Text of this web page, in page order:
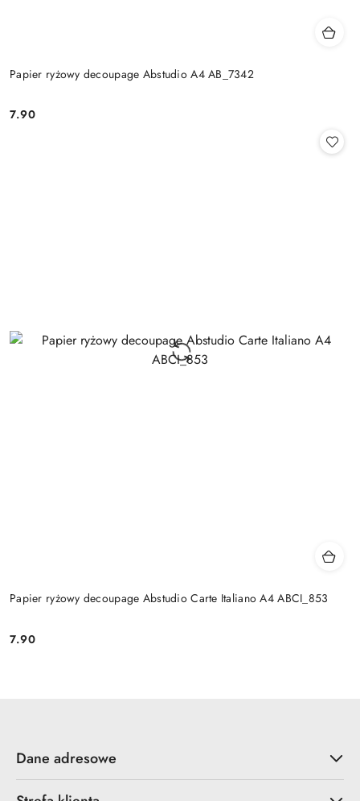
Papier ryżowy decoupage Abstudio A4 AB_7342
Cena:
7.90
Papier ryżowy decoupage Abstudio Carte Italiano A4 ABCI_853
Cena:
7.90
Dane adresowe